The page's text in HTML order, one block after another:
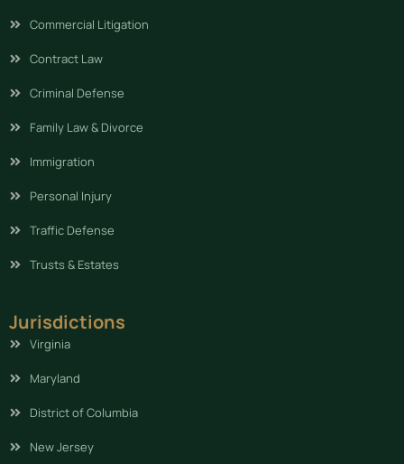
Commercial Litigation
Contract Law
Criminal Defense
Family Law & Divorce
Immigration
Personal Injury
Traffic Defense
Trusts & Estates
Jurisdictions
Virginia
Maryland
District of Columbia
New Jersey